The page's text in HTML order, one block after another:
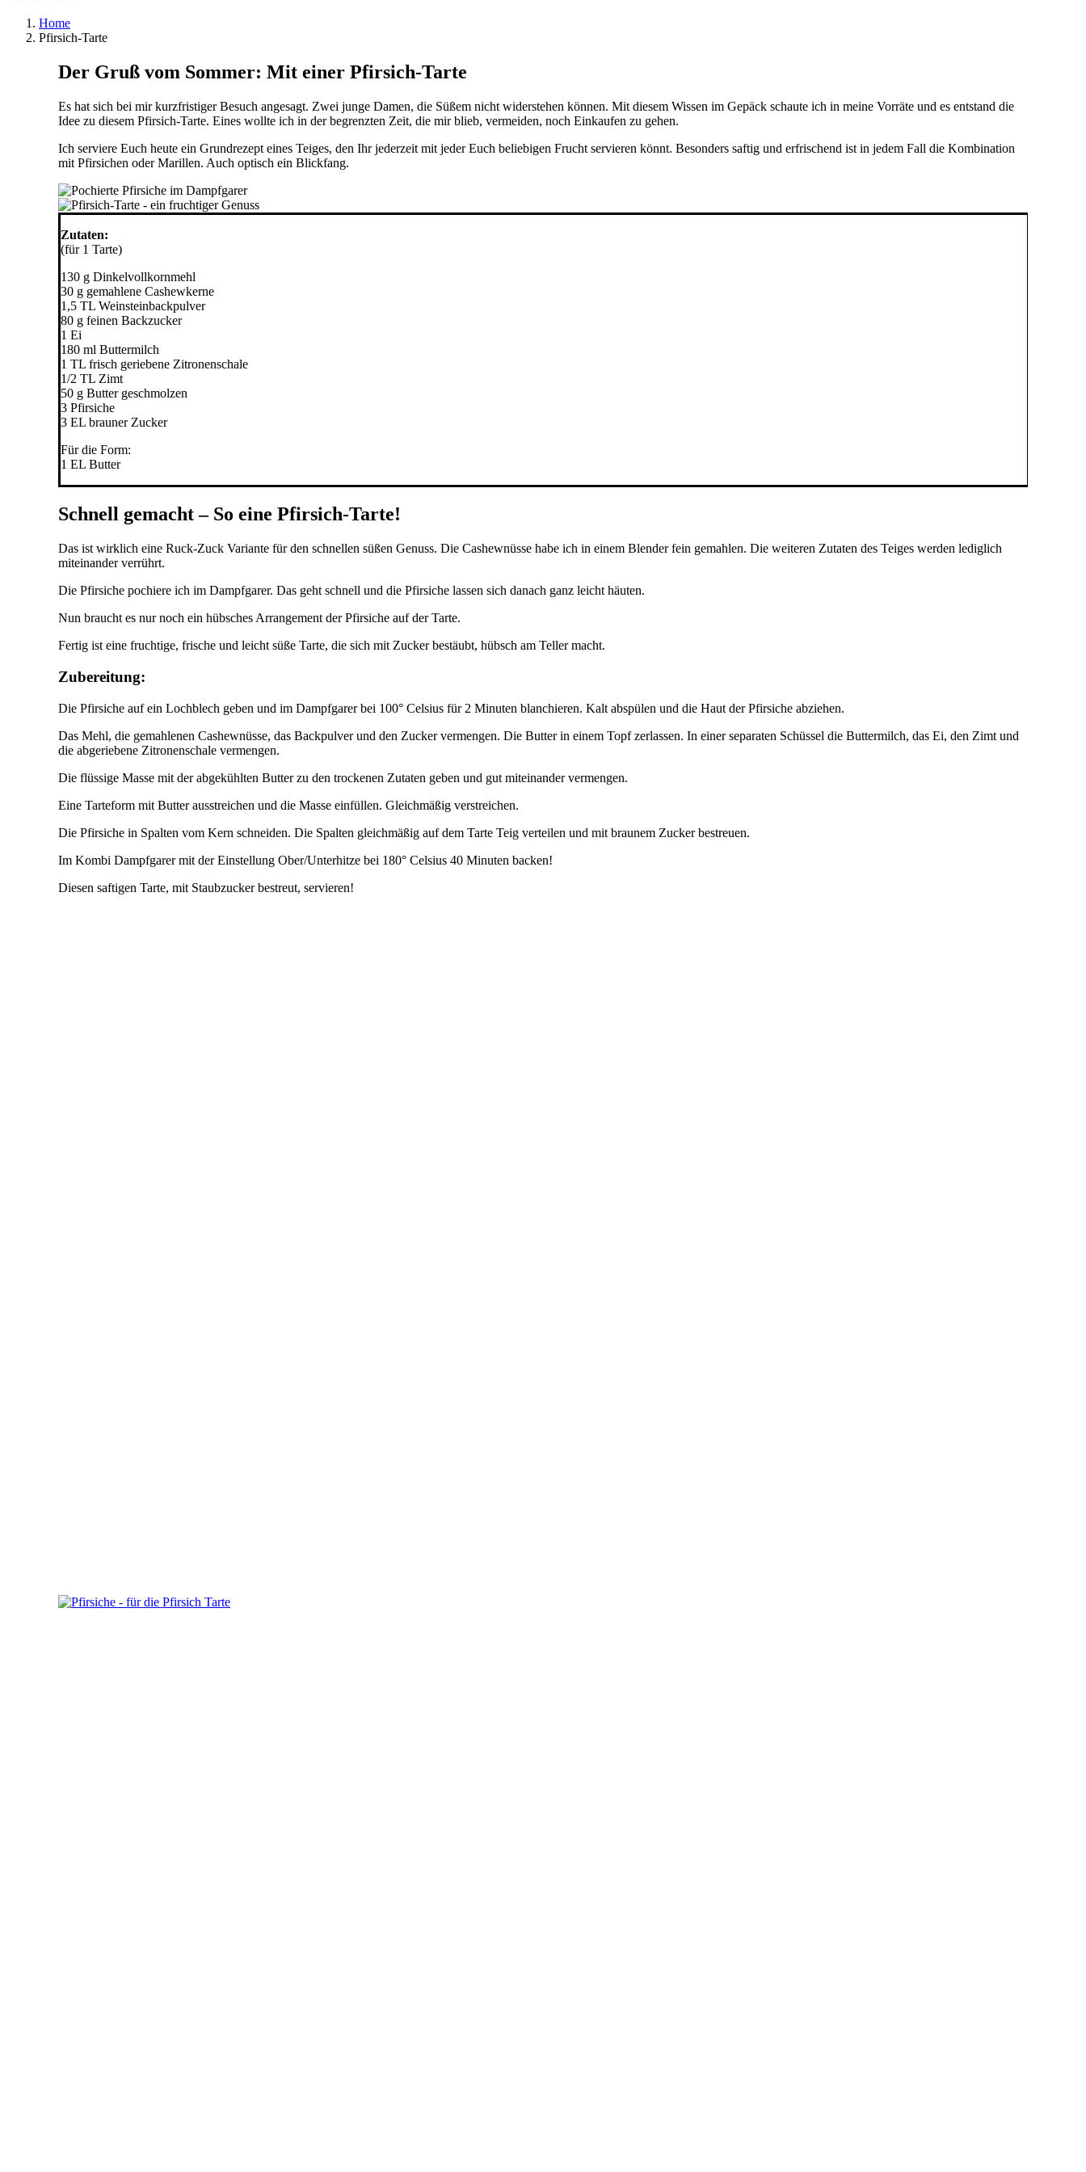
Home
Pfirsich-Tarte
Der Gruß vom Sommer: Mit einer Pfirsich-Tarte
Es hat sich bei mir kurzfristiger Besuch angesagt. Zwei junge Damen, die Süßem nicht widerstehen können. Mit diesem Wissen im Gepäck schaute ich in meine Vorräte und es entstand die
Idee zu diesem Pfirsich-Tarte. Eines wollte ich in der begrenzten Zeit, die mir blieb, vermeiden, noch Einkaufen zu gehen.
Ich serviere Euch heute ein Grundrezept eines Teiges, den Ihr jederzeit mit jeder Euch beliebigen Frucht servieren könnt. Besonders saftig und erfrischend ist in jedem Fall die Kombination
mit Pfirsichen oder Marillen. Auch optisch ein Blickfang.
Zutaten:
(für 1 Tarte)
130 g Dinkelvollkornmehl
30 g gemahlene Cashewkerne
1,5 TL Weinsteinbackpulver
80 g feinen Backzucker
1 Ei
180 ml Buttermilch
1 TL frisch geriebene Zitronenschale
1/2 TL Zimt
50 g Butter geschmolzen
3 Pfirsiche
3 EL brauner Zucker
Für die Form:
1 EL Butter
Schnell gemacht – So eine Pfirsich-Tarte!
Das ist wirklich eine Ruck-Zuck Variante für den schnellen süßen Genuss. Die Cashewnüsse habe ich in einem Blender fein gemahlen. Die weiteren Zutaten des Teiges werden lediglich
miteinander verrührt.
Die Pfirsiche pochiere ich im Dampfgarer. Das geht schnell und die Pfirsiche lassen sich danach ganz leicht häuten.
Nun braucht es nur noch ein hübsches Arrangement der Pfirsiche auf der Tarte.
Fertig ist eine fruchtige, frische und leicht süße Tarte, die sich mit Zucker bestäubt, hübsch am Teller macht.
Zubereitung:
Die Pfirsiche auf ein Lochblech geben und im Dampfgarer bei 100° Celsius für 2 Minuten blanchieren. Kalt abspülen und die Haut der Pfirsiche abziehen.
Das Mehl, die gemahlenen Cashewnüsse, das Backpulver und den Zucker vermengen. Die Butter in einem Topf zerlassen. In einer separaten Schüssel die Buttermilch, das Ei, den Zimt und
die abgeriebene Zitronenschale vermengen.
Die flüssige Masse mit der abgekühlten Butter zu den trockenen Zutaten geben und gut miteinander vermengen.
Eine Tarteform mit Butter ausstreichen und die Masse einfüllen. Gleichmäßig verstreichen.
Die Pfirsiche in Spalten vom Kern schneiden. Die Spalten gleichmäßig auf dem Tarte Teig verteilen und mit braunem Zucker bestreuen.
Im Kombi Dampfgarer mit der Einstellung Ober/Unterhitze bei 180° Celsius 40 Minuten backen!
Diesen saftigen Tarte, mit Staubzucker bestreut, servieren!